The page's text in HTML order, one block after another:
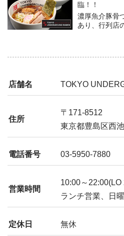
臨！！
濃厚魚介豚骨
あり、行列店
ダレの相性
イルドな口
店舗名 TOKYO
住所
〒171-8512
東京都豊島区西
電話番号 03-5950-7880
営業時間
10:00～22:00(LO
ランチ営業、日
定休日 無休